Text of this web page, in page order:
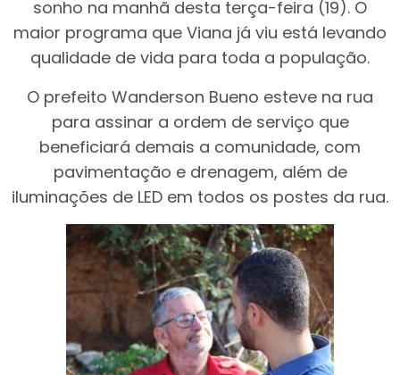
sonho na manhã desta terça-feira (19). O
maior programa que Viana já viu está levando
qualidade de vida para toda a população.
O prefeito Wanderson Bueno esteve na rua
para assinar a ordem de serviço que
beneficiará demais a comunidade, com
pavimentação e drenagem, além de
iluminações de LED em todos os postes da rua.